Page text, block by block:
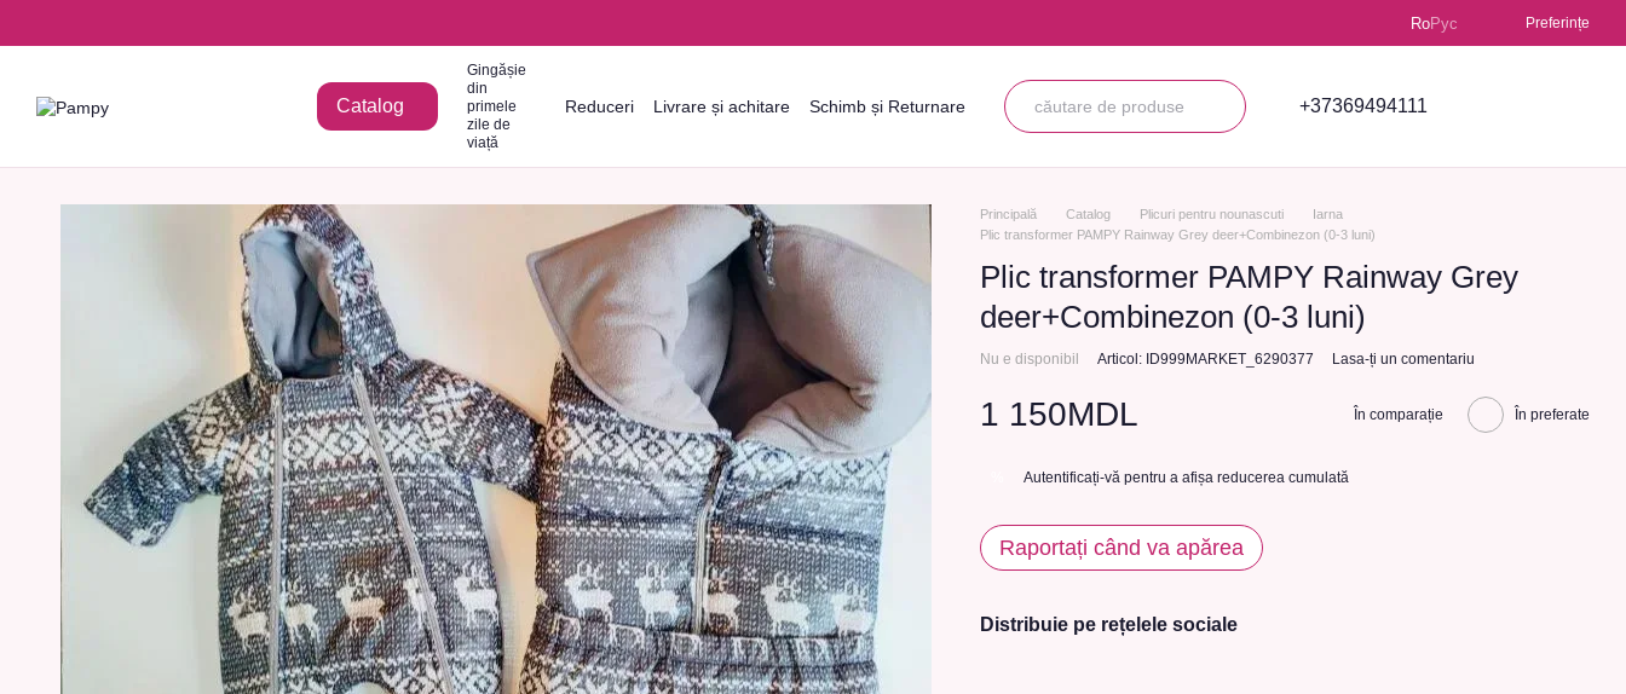
RoРус Preferințe
Catalog
Gingășie
din
primele
zile de
viață
Reduceri Livrare și achitare
Schimb și Returnare
+37369494111
Principală Catalog Plicuri pentru nounascuti
Iarna
Plic transformer PAMPY Rainway Grey deer+Combinezon (0-3 luni)
Plic transformer PAMPY Rainway Grey
deer+Combinezon (0-3 luni)
Nu e disponibil Articol: ID999MARKET_6290377 Lasa-ți un comentariu
1 150MDL În comparație În preferate
Autentificați-văpentru a afișa reducerea cumulată
Raportați când va apărea
Distribuie pe rețelele sociale